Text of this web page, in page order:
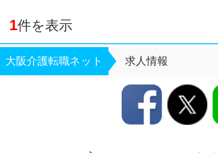
1件を表示
大阪介護転職ネット 求人情報